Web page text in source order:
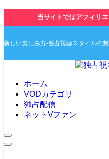
当サイトではアフィリ
新しい楽しみ方-独占視聴スタイルの
ホーム
VODカテゴリ
独占配信
ネットVファン